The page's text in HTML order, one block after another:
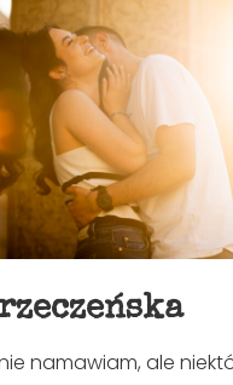
namawiam, ale